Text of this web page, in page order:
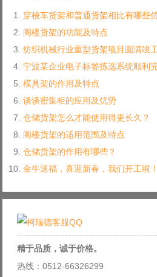
穿梭车货架和普通货架相比有哪些
阁楼货架的功能及特点
纺织机械行业重型货架项目圆满竣
宁波某企业电子标签拣选系统顺利
模具架的作用及特点
谈谈密集柜的应用及优势
仓储货架怎么才能使用得更长久？
阁楼货架的适用范围及特点
仓储货架的作用有哪些？
金牛送福，喜迎新春，我们开工啦！
精于品质，诚于价格。
热线：0512-66326299